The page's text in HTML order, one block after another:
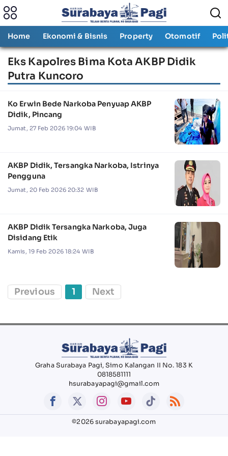
Home Ekonomi & Bisnis Property Otomotif
Eks Kapolres Bima Kota AKBP Didik
Putra Kuncoro
Ko Erwin Bede Narkoba Penyuap AKBP
Didik, Pincang
Jumat, 27 Feb 2026 19:04 WIB
AKBP Didik, Tersangka Narkoba, Istrinya
Pengguna
Jumat, 20 Feb 2026 20:32 WIB
AKBP Didik Tersangka Narkoba, Juga
Disidang Etik
Kamis, 19 Feb 2026 18:24 WIB
Previous 1 Next
Graha Surabaya Pagi, Simo Kalangan II No. 183 K
0818581111
hsurabayapagi@gmail.com
©2026 surabayapagi.com